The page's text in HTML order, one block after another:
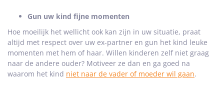
Gun uw kind fijne momenten
Hoe moeilijk het wellicht ook kan zijn in uw situatie, praat
altijd met respect over uw ex-partner en gun het kind leuke
momenten met hem of haar. Willen kinderen zelf niet graag
naar de andere ouder? Motiveer ze dan en ga goed na
waarom het kind niet naar de vader of moeder wil gaan.